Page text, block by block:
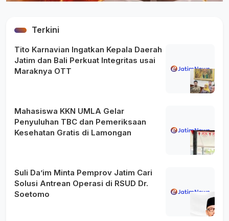
Terkini
Tito Karnavian Ingatkan Kepala Daerah
Jatim dan Bali Perkuat Integritas usai
Maraknya OTT
Mahasiswa KKN UMLA Gelar
Penyuluhan TBC dan Pemeriksaan
Kesehatan Gratis di Lamongan
Suli Da’im Minta Pemprov Jatim Cari
Solusi Antrean Operasi di RSUD Dr.
Soetomo